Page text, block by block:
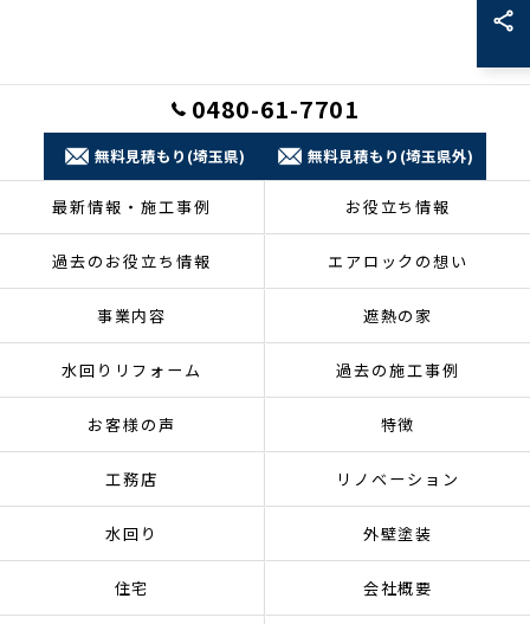
0480-61-7701
無料見積もり(埼玉県) 無料見積もり(埼玉県外)
最新情報・施工事例 お役立ち情報
過去のお役立ち情報 エアロックの想い
事業内容 遮熱の家
水回りリフォーム 過去の施工事例
お客様の声 特徴
工務店 リノベーション
水回り 外壁塗装
住宅 会社概要